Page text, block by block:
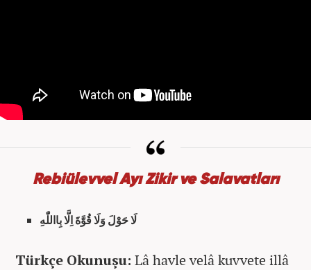
Rebiülevvel Ayı Zikir ve Salavatları
لَا حَوْلَ وَلَا قُوَّةَ اِلَّا بِااللّٰهِ
Türkçe Okunuşu: Lâ havle velâ kuvvete illâ